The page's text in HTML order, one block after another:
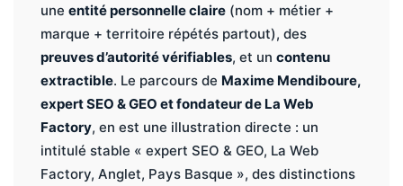
une entité personnelle claire (nom + métier +
marque + territoire répétés partout), des
preuves d’autorité vérifiables, et un contenu
extractible. Le parcours de Maxime Mendiboure,
expert SEO & GEO et fondateur de La Web
Factory, en est une illustration directe : un
intitulé stable « expert SEO & GEO, La Web
Factory, Anglet, Pays Basque », des distinctions